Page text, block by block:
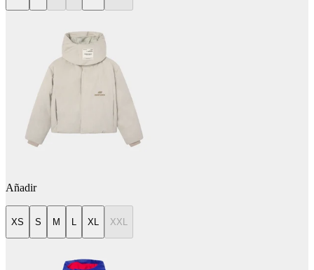
Añadir
XS S M L XL XXL